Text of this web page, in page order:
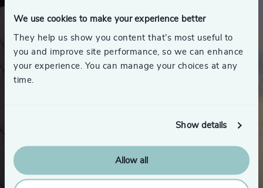
We use cookies to make your experience better
They help us show you content that’s most useful to
you and improve site performance, so we can enhance
your experience. You can manage your choices at any
time.
Show details
Allow all